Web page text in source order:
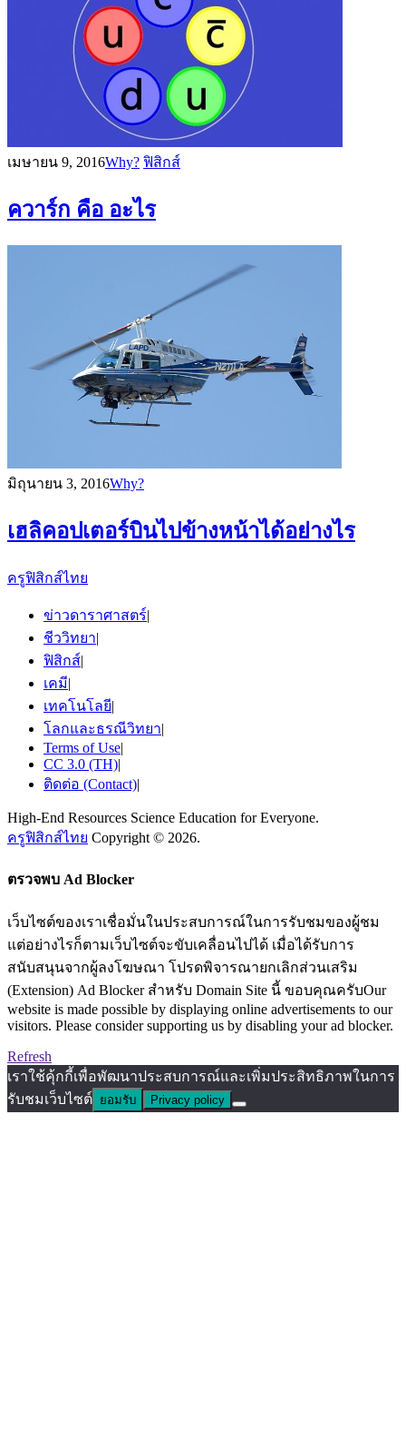
เมษายน 9, 2016Why? ฟิสิกส์
ควาร์ก คือ อะไร
มิถุนายน 3, 2016Why?
เฮลิคอปเตอร์บินไปข้างหน้าได้อย่างไร
ครูฟิสิกส์ไทย
ข่าวดาราศาสตร์|
ชีววิทยา|
ฟิสิกส์|
เคมี|
เทคโนโลยี|
โลกและธรณีวิทยา|
Terms of Use|
CC 3.0 (TH)|
ติดต่อ (Contact)|
High-End Resources Science Education for Everyone.
ครูฟิสิกส์ไทย Copyright © 2026.
ตรวจพบ Ad Blocker
เว็บไซต์ของเราเชื่อมั่นในประสบการณ์ในการรับชมของผู้ชม
แต่อย่างไรก็ตามเว็บไซต์จะขับเคลื่อนไปได้ เมื่อได้รับการ
สนับสนุนจากผู้ลงโฆษณา โปรดพิจารณายกเลิกส่วนเสริม
(Extension) Ad Blocker สำหรับ Domain Site นี้ ขอบคุณครับOur
website is made possible by displaying online advertisements to our
visitors. Please consider supporting us by disabling your ad blocker.
Refresh
เราใช้คุ้กกี้เพื่อพัฒนาประสบการณ์และเพิ่มประสิทธิภาพในการ
รับชมเว็บไซต์ ยอมรับ Privacy policy